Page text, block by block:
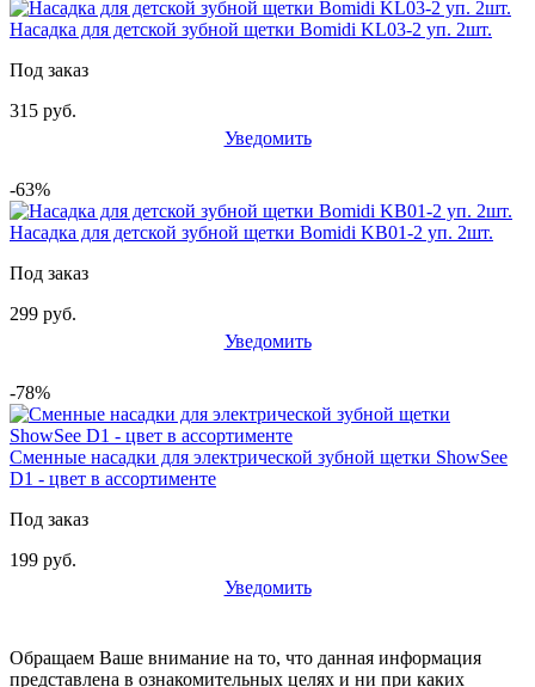
Насадка для детской зубной щетки Bomidi KL03-2 уп. 2шт.
Под заказ
315 руб.
Уведомить
-63%
Насадка для детской зубной щетки Bomidi KB01-2 уп. 2шт.
Под заказ
299 руб.
Уведомить
-78%
Сменные насадки для электрической зубной щетки ShowSee
D1 - цвет в ассортименте
Под заказ
199 руб.
Уведомить
Обращаем Ваше внимание на то, что данная информация
представлена в ознакомительных целях и ни при каких